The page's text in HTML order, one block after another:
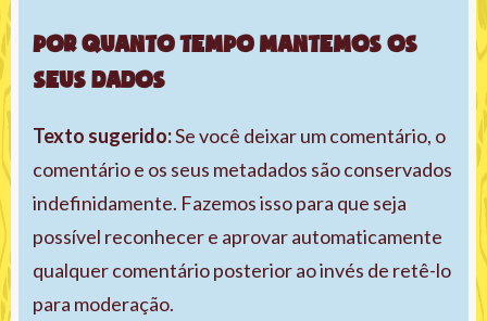
Por quanto tempo mantemos os
seus dados
Texto sugerido:Se você deixar um comentário, o
comentário e os seus metadados são conservados
indefinidamente. Fazemos isso para que seja
possível reconhecer e aprovar automaticamente
qualquer comentário posterior ao invés de retê-lo
para moderação.